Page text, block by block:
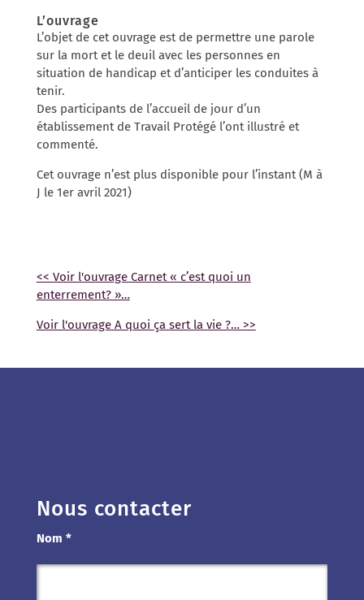
L’ouvrage
L’objet de cet ouvrage est de permettre une parole
sur la mort et le deuil avec les personnes en
situation de handicap et d’anticiper les conduites à
tenir.
Des participants de l’accueil de jour d’un
établissement de Travail Protégé l’ont illustré et
commenté.
Cet ouvrage n’est plus disponible pour l’instant (M à
J le 1er avril 2021)
<< Voir l'ouvrage Carnet « c’est quoi un
enterrement? »…
Voir l'ouvrage A quoi ça sert la vie ?… >>
Nous contacter
Nom *